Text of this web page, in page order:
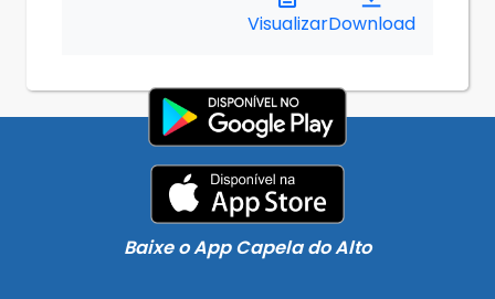
VisualizarDownload
Baixe o App Capela do Alto